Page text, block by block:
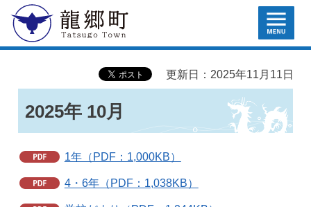
龍郷町 MENU
更新日：2025年11月11日
2025年 10月
1年（PDF：1,000KB）
4・6年（PDF：1,038KB）